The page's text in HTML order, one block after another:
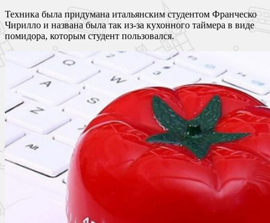
Техника была придумана итальянским студентом Франческо
Чирилло и названа была так из-за кухонного таймера в виде
помидора, которым студент пользовался.